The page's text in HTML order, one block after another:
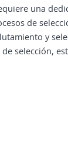
una
de
y
selección,